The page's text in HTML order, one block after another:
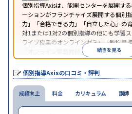
個別指導Axisは、能開センターを展開す
ーションがフランチャイズ展開する個別
力」「合格できる力」「自立した心」の
対1または1対2の個別指導の他にも学習
ライブ授業のオンラインゼミ」「教科書準
「オンライン家庭教師」など、さまざま
別・科目別に選択することができる。
続きを見る
個別指導Axisの口コミ・評判
成績向上 料金 カリキュラム 講師